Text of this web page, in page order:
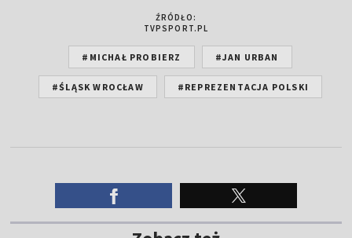
ŹRÓDŁO:
TVPSPORT.PL
#MICHAŁ PROBIERZ #JAN URBAN
#ŚLĄSK WROCŁAW #REPREZENTACJA POLSKI